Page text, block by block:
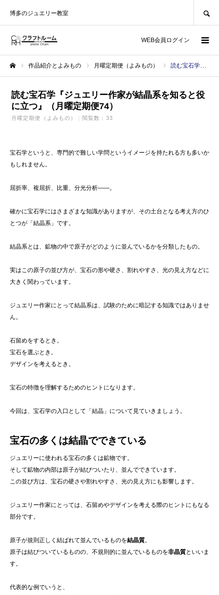
博多のジュエリー教室
WEB会員ログイン
作品紹介とよみもの 月曜定期便（よみもの） 読む宝石学『ジュエリー作家が結晶系を知ると役に立つ』（月曜定期便74）
読む宝石学『ジュエリー作家が結晶系を知ると役
に立つ』（月曜定期便74）
月曜定期便（よみもの） 閲覧数：33
宝石学というと、専門的で難しい学問というイメージを持たれる方も多いか
もしれません。
屈折率、複屈折、比重、分光分析――。
確かに宝石学にはさまざまな知識がありますが、その土台となる考え方のひ
とつが「結晶系」です。
結晶系とは、鉱物の中で原子がどのように並んでいるかを分類したもの。
実はこの原子の並び方が、宝石の形や硬さ、割れやすさ、光の見え方などに
大きく関わっています。
ジュエリー作家にとって結晶系は、試験のために暗記する知識ではありませ
ん。
石留めをするとき。
宝石を選ぶとき。
デザインを考えるとき。
宝石の特徴を理解するためのヒントになります。
今回は、宝石学の入口として「結晶」について見ていきましょう。
宝石の多くは結晶でできている
ジュエリーに使われる宝石の多くは鉱物です。
そして鉱物の内部は原子が結びついたり、並んでできています。
この並び方は、宝石の硬さや割れやすさ、光の見え方にも影響します。
ジュエリー作家にとっては、石留めやデザインを考える際のヒントにもなる
部分です。
原子が規則正しく結ばれて並んでいるものを結晶質。
原子は結びついているものの、不規則的に並んでいるものを非晶質といいま
す。
代表的な例でいうと、